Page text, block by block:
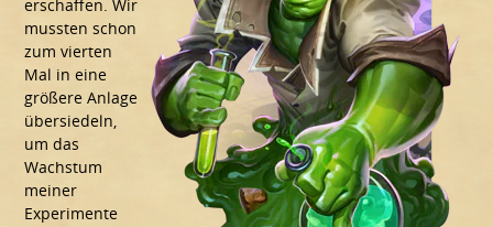
erschaffen. Wir
mussten schon
zum vierten
Mal in eine
größere Anlage
übersiedeln,
um das
Wachstum
meiner
Experimente